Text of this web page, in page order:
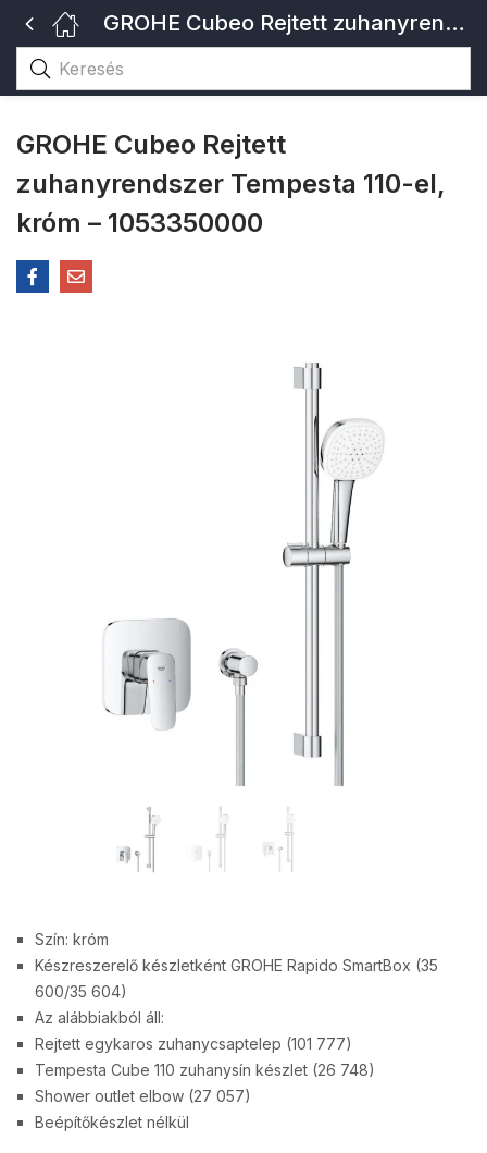
GROHE Cubeo Rejtett zuhanyrendszer Tempesta 110-el, króm – 1053350000
GROHE Cubeo Rejtett
zuhanyrendszer Tempesta 110-el,
króm – 1053350000
Szín: króm
Készreszerelő készletként GROHE Rapido SmartBox (35
600/35 604)
Az alábbiakból áll:
Rejtett egykaros zuhanycsaptelep (101 777)
Tempesta Cube 110 zuhanysín készlet (26 748)
Shower outlet elbow (27 057)
Beépítőkészlet nélkül